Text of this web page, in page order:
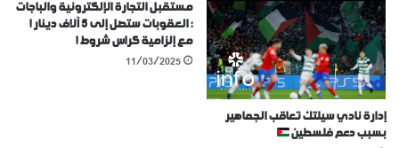
إدارة نادي سيلتك تعاقب الجماهير
بسبب دعم فلسطين
مستقبل التجارة الإلكترونية والباجات
: العقوبات ستصل إلى 5 آلاف دينار !
مع إلزامية كراس شروط !
11/03/2025